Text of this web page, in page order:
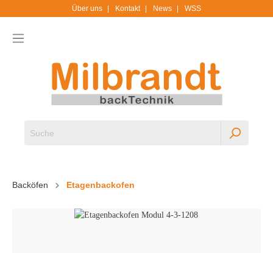
Über uns Kontakt News WSS
Backöfen Etagenbackofen